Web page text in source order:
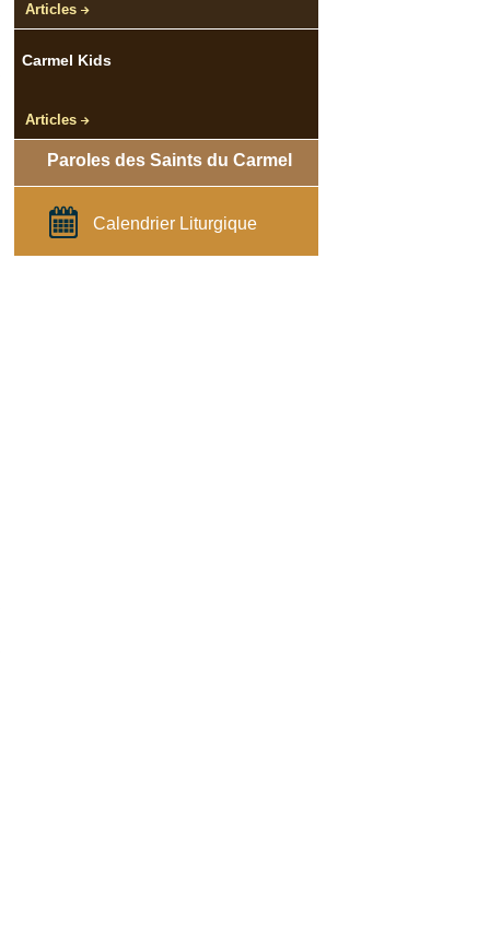
Articles
Carmel Kids
Articles
Paroles des Saints du Carmel
Calendrier Liturgique